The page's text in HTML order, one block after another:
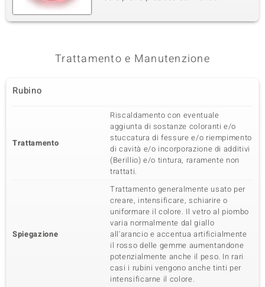
Trattamento e Manutenzione
Rubino
Trattamento
Riscaldamento con eventuale
aggiunta di sostanze coloranti e/o
stuccatura di fessure e/o riempimento
di cavità e/o incorporazione di additivi
(Berillio) e/o tintura, raramente non
trattati.
Spiegazione
Trattamento generalmente usato per
creare, intensificare, schiarire o
uniformare il colore. Il vetro al piombo
varia normalmente dal giallo
all'arancio e accentua artificialmente
il rosso delle gemme aumentandone
potenzialmente anche il peso. In rari
casi i rubini vengono anche tinti per
intensificarne il colore.